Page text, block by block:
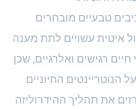
טבעיים מובחרים
איטית עשויים לתת מענה
רגישים ואלרגיים, שכן
הנוטריינטים החיוניים
את תהליך ההידרוליזה